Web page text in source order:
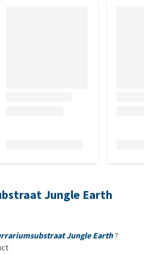
Jungle Earth
Jungle Earth?